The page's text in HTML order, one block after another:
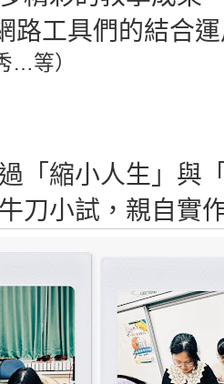
路工具們的結合
…等）
「縮小人生」與
刀小試，親自實